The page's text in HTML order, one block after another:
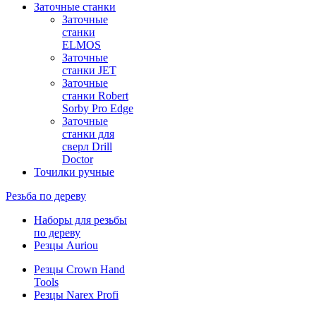
Заточные станки
Заточные
станки
ELMOS
Заточные
станки JET
Заточные
станки Robert
Sorby Pro Edge
Заточные
станки для
сверл Drill
Doctor
Точилки ручные
Резьба по дереву
Наборы для резьбы
по дереву
Резцы Auriou
Резцы Crown Hand
Tools
Резцы Narex Profi